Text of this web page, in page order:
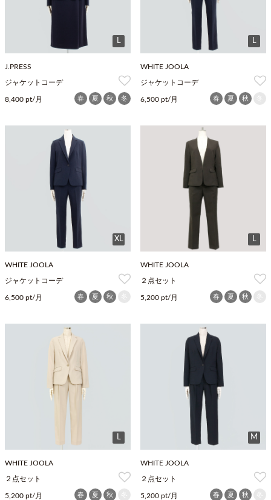
L
J.PRESS
ジャケットコーデ
8,400 pt/月 春 夏 秋 冬
L
WHITE JOOLA
ジャケットコーデ
6,500 pt/月 春 夏 秋
XL
WHITE JOOLA
ジャケットコーデ
6,500 pt/月 春 夏 秋
L
WHITE JOOLA
２点セット
5,200 pt/月 春 夏 秋
L
WHITE JOOLA
２点セット
5,200 pt/月 春 夏 秋
M
WHITE JOOLA
２点セット
5,200 pt/月 春 夏 秋